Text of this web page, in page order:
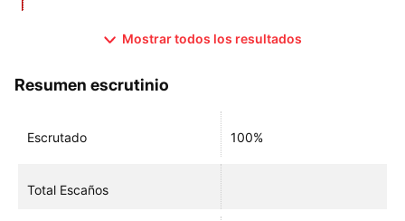
Mostrar todos los resultados
Resumen escrutinio
Escrutado 100%
Total Escaños